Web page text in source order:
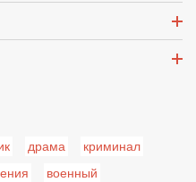
драма
криминал
военный